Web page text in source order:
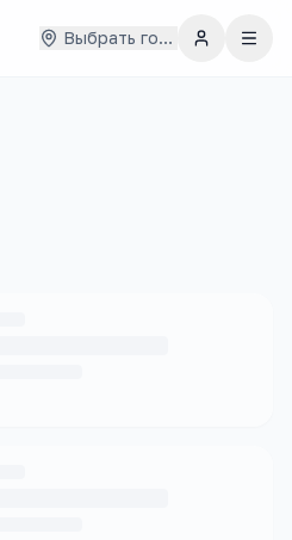
Выбрать город